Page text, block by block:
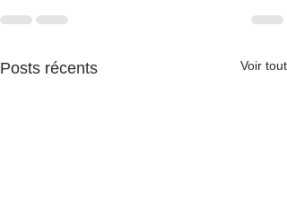
Posts récents Voir tout